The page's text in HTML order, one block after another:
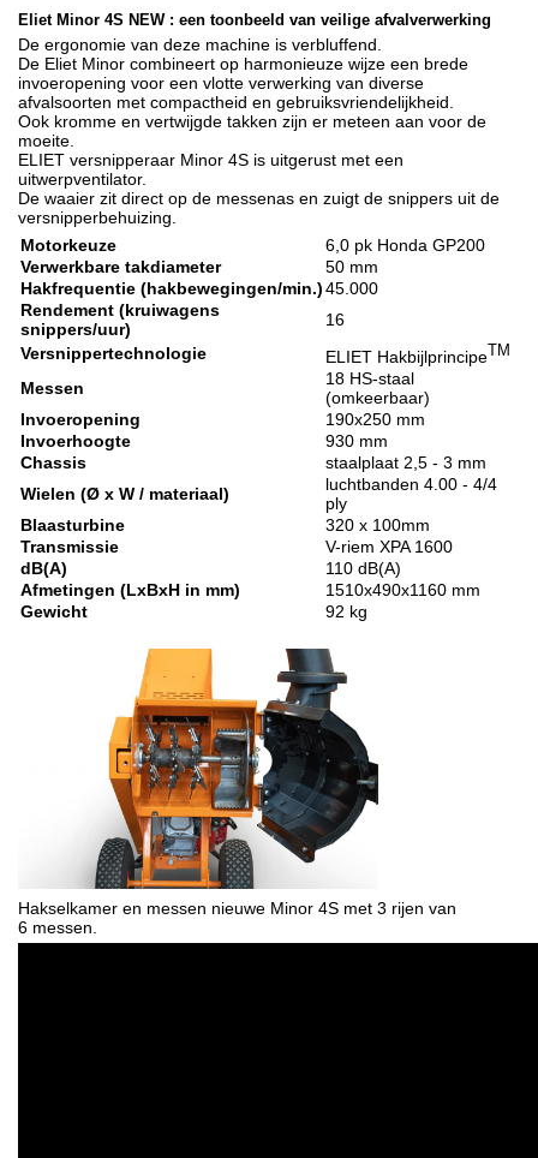
Eliet Minor 4S NEW : een toonbeeld van veilige afvalverwerking
De ergonomie van deze machine is verbluffend.
De Eliet Minor combineert op harmonieuze wijze een brede
invoeropening voor een vlotte verwerking van diverse
afvalsoorten met compactheid en gebruiksvriendelijkheid.
Ook kromme en vertwijgde takken zijn er meteen aan voor de
moeite.
ELIET versnipperaar Minor 4S is uitgerust met een
uitwerpventilator.
De waaier zit direct op de messenas en zuigt de snippers uit de
versnipperbehuizing.
Motorkeuze
6,0 pk Honda GP200
Verwerkbare takdiameter
50 mm
Hakfrequentie (hakbewegingen/min.)45.000
Rendement (kruiwagens
snippers/uur)
16
Versnippertechnologie
ELIET HakbijlprincipeTM
Messen
18 HS-staal
(omkeerbaar)
Invoeropening
190x250 mm
Invoerhoogte
930 mm
Chassis
staalplaat 2,5 - 3 mm
Wielen (Ø x W / materiaal)
luchtbanden 4.00 - 4/4
ply
Blaasturbine
320 x 100mm
Transmissie
V-riem XPA 1600
dB(A)
110 dB(A)
Afmetingen (LxBxH in mm)
1510x490x1160 mm
Gewicht
92 kg
Hakselkamer en messen nieuwe Minor 4S met 3 rijen van
6 messen.